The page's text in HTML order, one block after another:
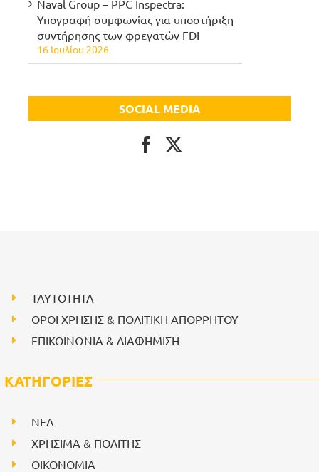
Naval Group – PPC Inspectra:
Υπογραφή συμφωνίας για υποστήριξη
συντήρησης των φρεγατών FDI
16 Ιουλίου 2026
SOCIAL MEDIA
ΤΑΥΤΟΤΗΤΑ
ΟΡΟΙ ΧΡΗΣΗΣ & ΠΟΛΙΤΙΚΗ ΑΠΟΡΡΗΤΟΥ
ΕΠΙΚΟΙΝΩΝΙΑ & ΔΙΑΦΗΜΙΣΗ
ΚΑΤΗΓΟΡΙΕΣ
NEA
ΧΡΗΣΙΜΑ & ΠΟΛΙΤΗΣ
ΟΙΚΟΝΟΜΙΑ